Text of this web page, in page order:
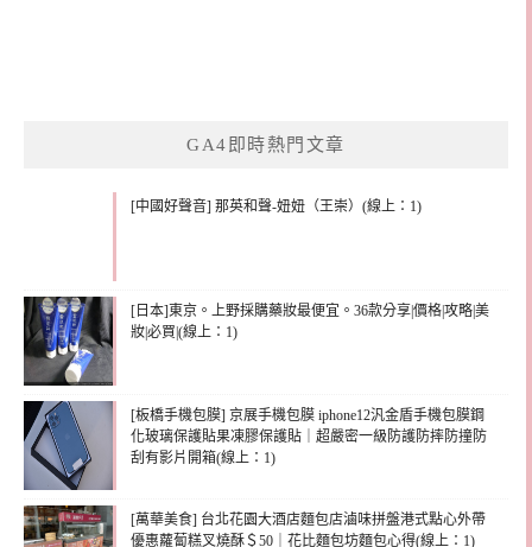
GA4即時熱門文章
[中國好聲音] 那英和聲-妞妞（王崇）(線上：1)
[日本]東京。上野採購藥妝最便宜。36款分享|價格|攻略|美
妝|必買|(線上：1)
[板橋手機包膜] 京展手機包膜 iphone12汎金盾手機包膜鋼
化玻璃保護貼果凍膠保護貼｜超嚴密一級防護防摔防撞防
刮有影片開箱(線上：1)
[萬華美食] 台北花園大酒店麵包店滷味拼盤港式點心外帶
優惠蘿蔔糕叉燒酥＄50｜花比麵包坊麵包心得(線上：1)